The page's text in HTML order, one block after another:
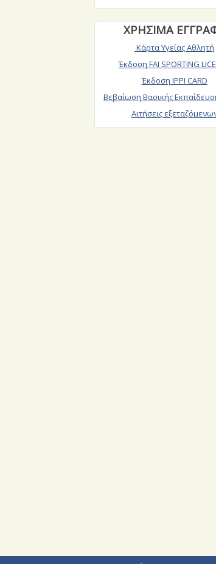
ΧΡΗΣΙΜΑ
Κάρτα Υγείας Αθλητή
Έκδοση FAI SPORTING
Έκδοση IPPI CARD
Βεβαίωση Βασικής
Αιτήσεις